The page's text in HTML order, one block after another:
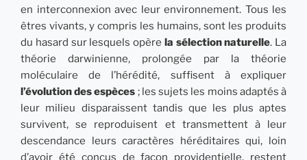
en interconnexion avec leur environnement. Tous les
êtres vivants, y compris les humains, sont les produits
du hasard sur lesquels opère la sélection naturelle. La
théorie darwinienne, prolongée par la théorie
moléculaire de l’hérédité, suffisent à expliquer
l’évolution des espèces ; les sujets les moins adaptés à
leur milieu disparaissent tandis que les plus aptes
survivent, se reproduisent et transmettent à leur
descendance leurs caractères héréditaires qui, loin
d’avoir été conçus de façon providentielle, restent